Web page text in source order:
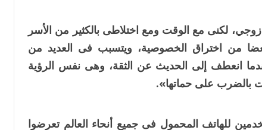
لكنى مع الوقت ومع اختلاطى بالكثير من الأسر
من اختراق الخصوصية، ويتسبب فى العديد من
انعطف إلى الحديث عن الثقة، وهى نفس الرؤية
بالضرب على حماتها».
للهاتف المحمول فى جميع أنحاء العالم تعرضوا